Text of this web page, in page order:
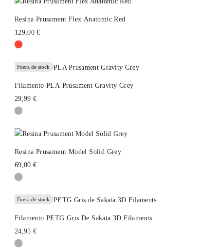
Resina Prusament Flex Anatomic Red
129,00 €
Fuera de stock
Filamento PLA Prusament Gravity Grey
29,99 €
Resina Prusament Model Solid Grey
69,00 €
Fuera de stock
Filamento PETG Gris De Sakata 3D Filaments
24,95 €